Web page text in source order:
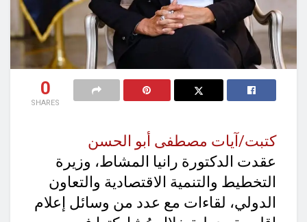
0
SHARES
كتبت/آيات مصطفى أبو الحسن
عقدت الدكتورة رانيا المشاط، وزيرة
التخطيط والتنمية الاقتصادية والتعاون
الدولي، لقاءات مع عدد من وسائل إعلام